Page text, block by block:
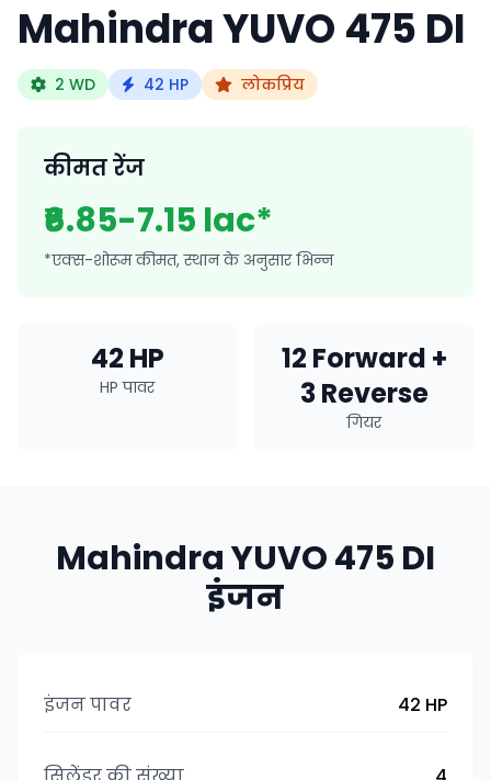
Mahindra YUVO 475 DI
2 WD 42 HP लोकप्रिय
कीमत रेंज
₹6.85-7.15 lac*
*एक्स-शोरूम कीमत, स्थान के अनुसार भिन्न
42 HP
HP पावर
12 Forward +
3 Reverse
गियर
Mahindra YUVO 475 DI
इंजन
इंजन पावर 42 HP